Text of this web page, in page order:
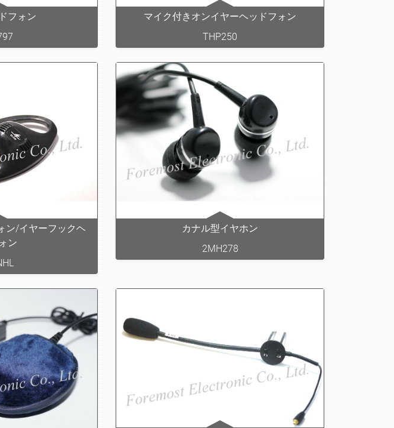
フォン
マイク付きオンイヤーヘッドフォン
THP250
ン/イヤーフックヘ
ン
カナル型イヤホン
2MH278